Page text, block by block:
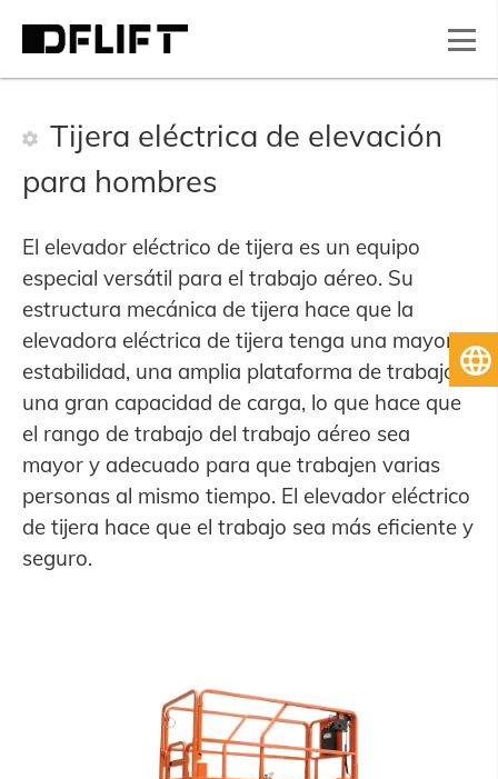
Tijera eléctrica de elevación
para hombres
El elevador eléctrico de tijera es un equipo
especial versátil para el trabajo aéreo. Su
estructura mecánica de tijera hace que la
elevadora eléctrica de tijera tenga una mayor
estabilidad, una amplia plataforma de trabajo y
una gran capacidad de carga, lo que hace que
el rango de trabajo del trabajo aéreo sea
mayor y adecuado para que trabajen varias
personas al mismo tiempo. El elevador eléctrico
de tijera hace que el trabajo sea más eficiente y
seguro.